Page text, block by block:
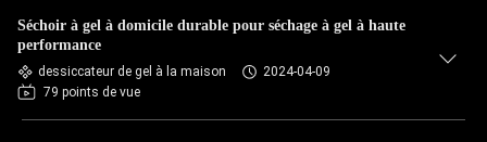
Séchoir à gel à domicile durable pour séchage à gel à haute
performance
dessiccateur de gel à la maison
2024-04-09
79 points de vue